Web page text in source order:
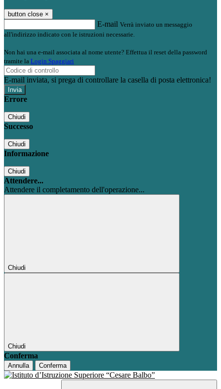
button close ×
E-mail Verrà inviato un messaggio
all'indirizzo indicato con le istruzioni necessarie.
Non hai una e-mail associata al nome utente? Effettua il reset della password
tramite la Login Spaggiari
E-mail inviata, si prega di controllare la casella di posta elettronica!
Errore
Chiudi
Successo
Chiudi
Informazione
Chiudi
Attendere...
Attendere il completamento dell'operazione...
Chiudi
Chiudi
Conferma
Annulla Conferma